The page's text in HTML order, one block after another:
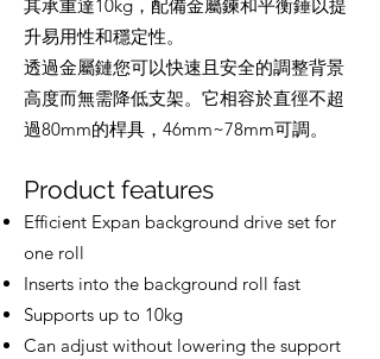
其承重達10kg，配備金屬鍊和平衡錘以提
升易用性和穩定性。
透過金屬鏈您可以快速且安全的調整背景
高度而無需降低支架。它相容於直徑不超
過80mm的桿具，46mm~78mm可調。
Product features
Efficient Expan background drive set for
one roll
Inserts into the background roll fast
Supports up to 10kg
Can adjust without lowering the support